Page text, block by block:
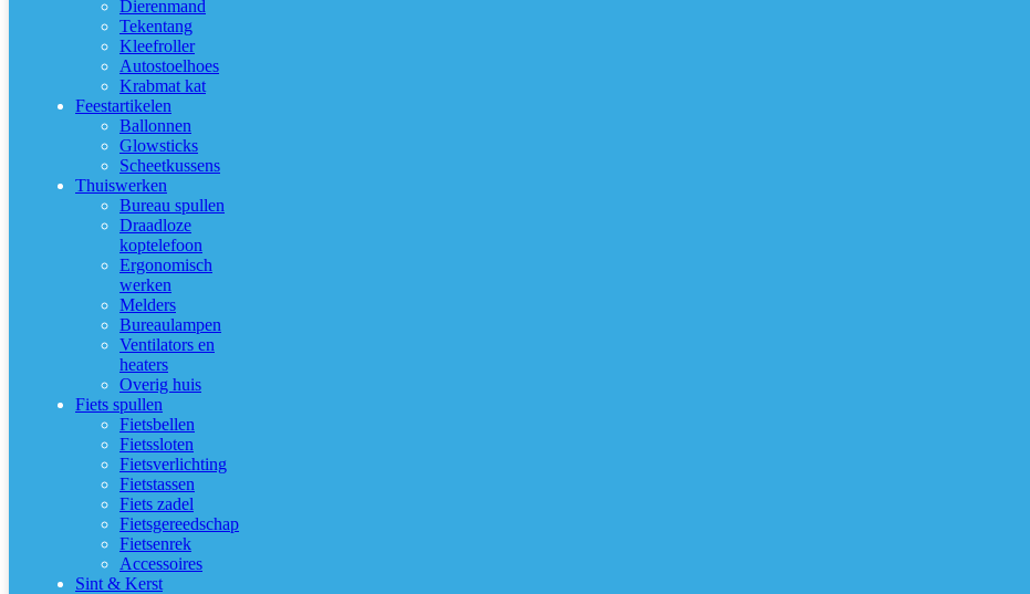
Dierenmand
Tekentang
Kleefroller
Autostoelhoes
Krabmat kat
Feestartikelen
Ballonnen
Glowsticks
Scheetkussens
Thuiswerken
Bureau spullen
Draadloze
koptelefoon
Ergonomisch
werken
Melders
Bureaulampen
Ventilators en
heaters
Overig huis
Fiets spullen
Fietsbellen
Fietssloten
Fietsverlichting
Fietstassen
Fiets zadel
Fietsgereedschap
Fietsenrek
Accessoires
Sint & Kerst